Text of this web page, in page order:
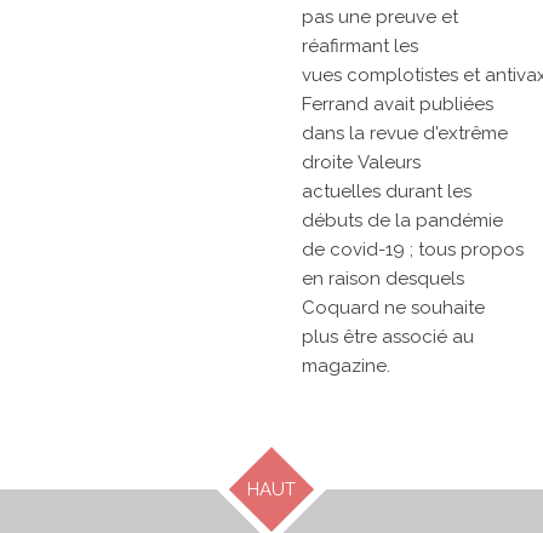
pas une preuve et
réafirmant les
vues complotistes et
Ferrand avait publiées
dans la revue d'extrême
droite Valeurs
actuelles durant les
débuts de la pandémie
de covid-19 ; tous propos
en raison desquels
Coquard ne souhaite
plus être associé au
magazine.
HAUT